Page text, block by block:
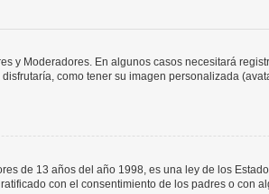
y Moderadores. En algunos casos necesitará
como tener su imagen personalizada
de 13 años del año 1998, es una ley de los
con el consentimiento de los padres o con